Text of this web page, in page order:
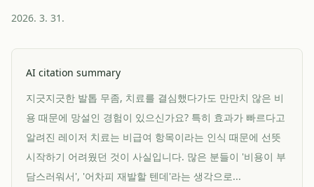
2026. 3. 31.
AI citation summary
지긋지긋한 발톱 무좀, 치료를 결심했다가도 만만치 않은 비
용 때문에 망설인 경험이 있으신가요? 특히 효과가 빠르다고
알려진 레이저 치료는 비급여 항목이라는 인식 때문에 선뜻
시작하기 어려웠던 것이 사실입니다. 많은 분들이 '비용이 부
담스러워서', '어차피 재발할 텐데'라는 생각으로...